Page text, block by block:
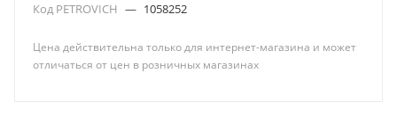
Код PETROVICH — 1058252
Цена действительна только для интернет-магазина и может
отличаться от цен в розничных магазинах